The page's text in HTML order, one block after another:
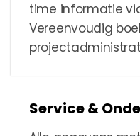
time informatie
Vereenvoudig
Service &